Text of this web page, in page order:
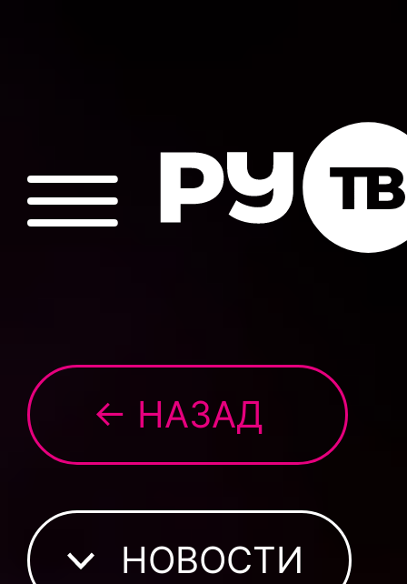
← НАЗАД
НОВОСТИ